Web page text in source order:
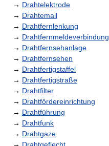
→ Drahtelektrode
→ Drahtemail
→ Drahtfernlenkung
→ Drahtfernmeldeverbindung
→ Drahtfernsehanlage
→ Drahtfernsehen
→ Drahtfertigstaffel
→ Drahtfertigstraße
→ Drahtfilter
→ Drahtfördereinrichtung
→ Drahtführung
→ Drahtfunk
→ Drahtgaze